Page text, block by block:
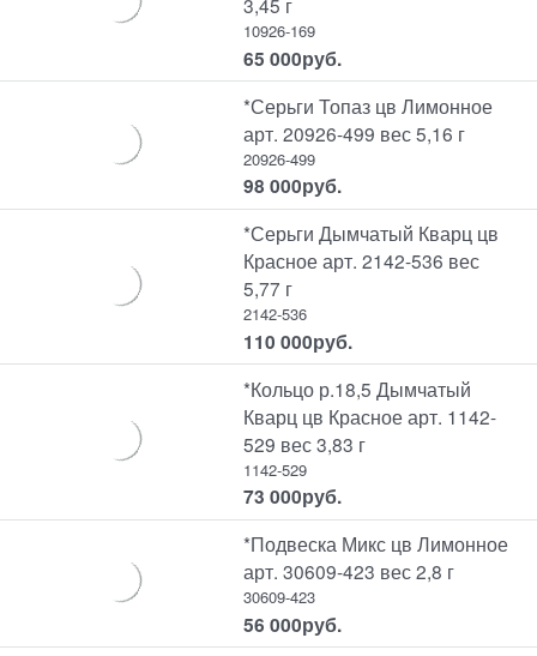
10926-169
65 000руб.
*Серьги Топаз цв Лимонное
арт. 20926-499 вес 5,16 г
20926-499
98 000руб.
*Серьги Дымчатый Кварц цв
Красное арт. 2142-536 вес
5,77 г
2142-536
110 000руб.
*Кольцо р.18,5 Дымчатый
Кварц цв Красное арт. 1142-
529 вес 3,83 г
1142-529
73 000руб.
*Подвеска Микс цв Лимонное
арт. 30609-423 вес 2,8 г
30609-423
56 000руб.